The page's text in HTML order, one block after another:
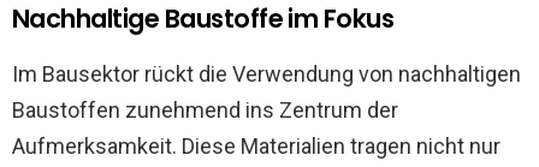
Nachhaltige Baustoffe im Fokus
Im Bausektor rückt die Verwendung von nachhaltigen
Baustoffen zunehmend ins Zentrum der
Aufmerksamkeit. Diese Materialien tragen nicht nur